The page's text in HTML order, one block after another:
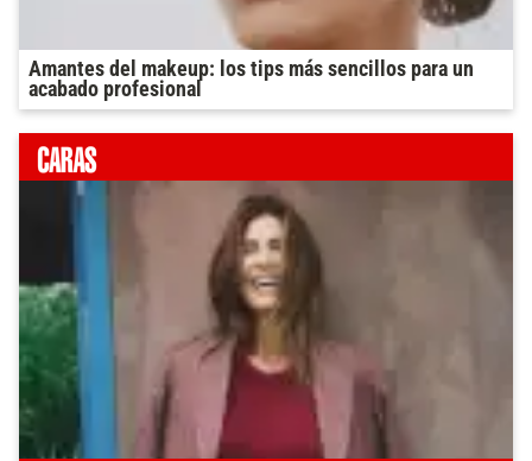
Amantes del makeup: los tips más sencillos para un
acabado profesional